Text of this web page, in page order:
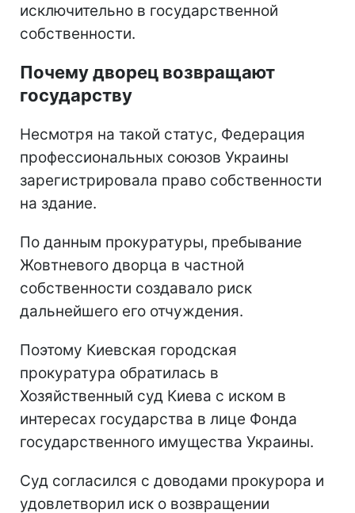
исключительно в государственной
собственности.
Почему дворец возвращают
государству
Несмотря на такой статус, Федерация
профессиональных союзов Украины
зарегистрировала право собственности
на здание.
По данным прокуратуры, пребывание
Жовтневого дворца в частной
собственности создавало риск
дальнейшего его отчуждения.
Поэтому Киевская городская
прокуратура обратилась в
Хозяйственный суд Киева с иском в
интересах государства в лице Фонда
государственного имущества Украины.
Суд согласился с доводами прокурора и
удовлетворил иск о возвращении